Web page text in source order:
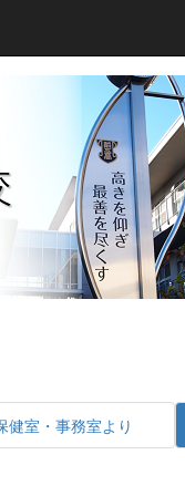
健室・事務室より